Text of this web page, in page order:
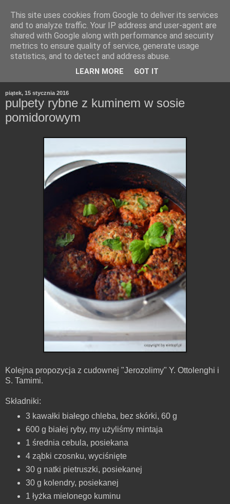
piątek, 15 stycznia 2016
pulpety rybne z kuminem w sosie
pomidorowym
Kolejna propozycja z cudownej "Jerozolimy" Y. Ottolenghi i
S. Tamimi.
Składniki:
3 kawałki białego chleba, bez skórki, 60 g
600 g białej ryby, my użyliśmy mintaja
1 średnia cebula, posiekana
4 ząbki czosnku, wyciśnięte
30 g natki pietruszki, posiekanej
30 g kolendry, posiekanej
1 łyżka mielonego kuminu
This site uses cookies from Google to deliver its services
and to analyze traffic. Your IP address and user-agent are
shared with Google along with performance and security
metrics to ensure quality of service, generate usage
statistics, and to detect and address abuse.
LEARN MORE GOT IT